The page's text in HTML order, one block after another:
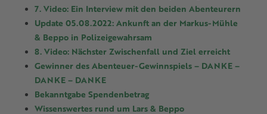
7. Video: Ein Interview mit den beiden Abenteurern
Update 05.08.2022: Ankunft an der Markus-Mühle
& Beppo in Polizeigewahrsam
8. Video: Nächster Zwischenfall und Ziel erreicht
Gewinner des Abenteuer-Gewinnspiels – DANKE –
DANKE – DANKE
Bekanntgabe Spendenbetrag
Wissenswertes rund um Lars & Beppo